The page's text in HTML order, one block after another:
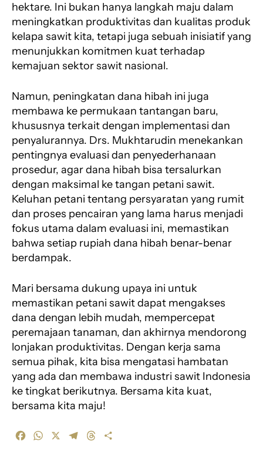
hektare. Ini bukan hanya langkah maju dalam
meningkatkan produktivitas dan kualitas produk
kelapa sawit kita, tetapi juga sebuah inisiatif yang
menunjukkan komitmen kuat terhadap
kemajuan sektor sawit nasional.
Namun, peningkatan dana hibah ini juga
membawa ke permukaan tantangan baru,
khususnya terkait dengan implementasi dan
penyalurannya. Drs. Mukhtarudin menekankan
pentingnya evaluasi dan penyederhanaan
prosedur, agar dana hibah bisa tersalurkan
dengan maksimal ke tangan petani sawit.
Keluhan petani tentang persyaratan yang rumit
dan proses pencairan yang lama harus menjadi
fokus utama dalam evaluasi ini, memastikan
bahwa setiap rupiah dana hibah benar-benar
berdampak.
Mari bersama dukung upaya ini untuk
memastikan petani sawit dapat mengakses
dana dengan lebih mudah, mempercepat
peremajaan tanaman, dan akhirnya mendorong
lonjakan produktivitas. Dengan kerja sama
semua pihak, kita bisa mengatasi hambatan
yang ada dan membawa industri sawit Indonesia
ke tingkat berikutnya. Bersama kita kuat,
bersama kita maju!
W